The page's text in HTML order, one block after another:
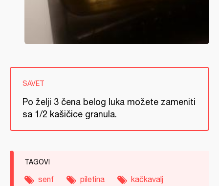
SAVET
Po želji 3 čena belog luka možete zameniti
sa 1/2 kašičice granula.
TAGOVI
senf piletina
kačkavalj